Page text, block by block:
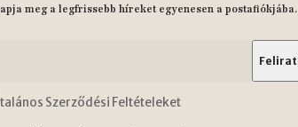
meg a legfrissebb híreket egyenesen a postafiókjába.
Szerződési Feltételeket